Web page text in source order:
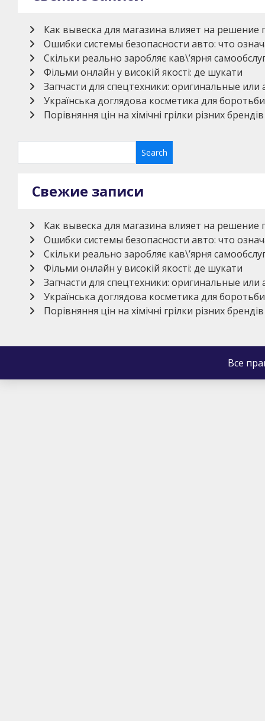
Как вывеска для магазина влияет на решение
Ошибки системы безопасности авто: что
Скільки реально заробляє кав\’ярня
Фільми онлайн у високій якості: де шукати
Запчасти для спецтехники: оригинальные
Українська доглядова косметика для
Порівняння цін на хімічні грілки різних брендів
Свежие записи
Как вывеска для магазина влияет на решение
Ошибки системы безопасности авто: что
Скільки реально заробляє кав\’ярня
Фільми онлайн у високій якості: де шукати
Запчасти для спецтехники: оригинальные
Українська доглядова косметика для
Порівняння цін на хімічні грілки різних брендів
Все